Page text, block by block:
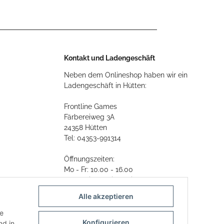
Kontakt und Ladengeschäft
Neben dem Onlineshop haben wir ein
Ladengeschäft in Hütten:
Frontline Games
Färbereiweg 3A
24358 Hütten
Tel: 04353-991314
Öffnungszeiten:
Mo - Fr: 10.00 - 16.00
Oder mit Terminvereinbarung
E-Mail:info@frontlinegames.de
Alle akzeptieren
Konfigurieren